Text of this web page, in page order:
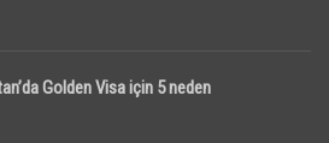
Golden Visa için 5 neden